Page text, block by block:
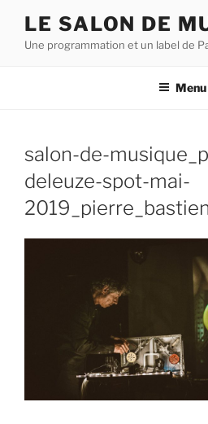
contenu
LE SALON DE
Une programmation et un label de
Menu
salon-de-
deleuze-spot-mai-